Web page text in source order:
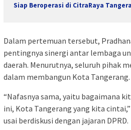
Siap Beroperasi di CitraRaya
Dalam pertemuan tersebut,
pentingnya sinergi antar lembaga
daerah. Menurutnya, seluruh pihak
dalam membangun Kota Tangerang.
“Nafasnya sama, yaitu bagaimana
ini, Kota Tangerang yang kita
usai berdiskusi dengan jajaran DPRD.